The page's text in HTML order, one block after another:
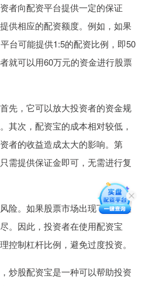
者向配资平台提供一定的保证
供相应的配资额度。例如，如果
台可能提供1:5的配资比例，即50
就可以用60万元的资金进行股票
先，它可以放大投资者的资金规
其次，配资宝的成本相对较低，
者的收益造成太大的影响。第
需提供保证金即可，无需进行复
险。如果股票市场出现下跌，投
。因此，投资者在使用配资宝
控制杠杆比例，避免过度投资。
炒股配资宝是一种可以帮助投资